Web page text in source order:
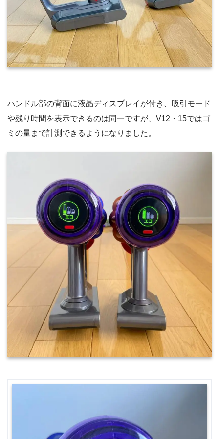
ハンドル部の背面に液晶ディスプレイが付き、吸引モード
や残り時間を表示できるのは同一ですが、V12・15ではゴ
ミの量まで計測できるようになりました。